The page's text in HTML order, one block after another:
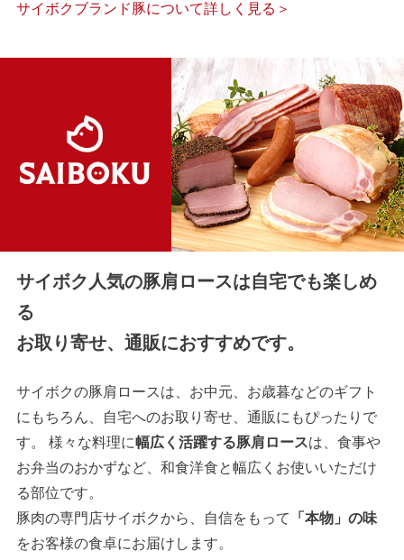
サイボクブランド豚について詳しく見る＞
サイボク人気の豚肩ロースは自宅でも楽しめ
る
お取り寄せ、通販におすすめです。
サイボクの豚肩ロースは、お中元、お歳暮などのギフト
にもちろん、自宅へのお取り寄せ、通販にもぴったりで
す。 様々な料理に幅広く活躍する豚肩ロースは、食事や
お弁当のおかずなど、和食洋食と幅広くお使いいただけ
る部位です。
豚肉の専門店サイボクから、自信をもって
「本物」の味
をお客様の食卓にお届けします。